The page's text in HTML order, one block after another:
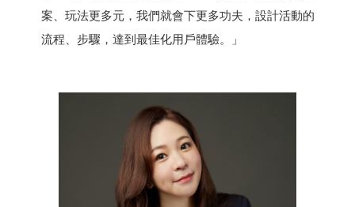
案、玩法更多元，我們就會下更多功夫，設計活動的
流程、步驟，達到最佳化用戶體驗。」